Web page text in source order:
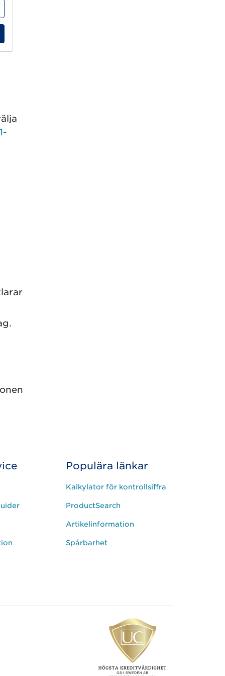
Populära länkar
Kalkylator för kontrollsiffra
ProductSearch
Artikelinformation
Spårbarhet